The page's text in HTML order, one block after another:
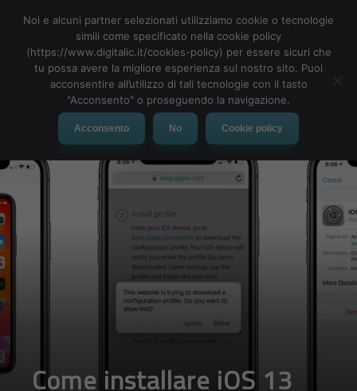
MENU
Come installare iOS 13
Noi e alcuni partner selezionati utilizziamo cookie o tecnologie
simili come specificato nella cookie policy
(https://www.digitalic.it/cookies-policy) per essere sicuri che
tu possa avere la migliore esperienza sul nostro sito. Puoi
acconsentire all’utilizzo di tali tecnologie con il tasto
"Acconsento" o proseguendo la navigazione.
Acconsento No Cookie policy